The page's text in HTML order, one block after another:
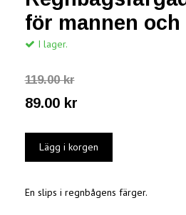
för mannen
I lager.
119.00 kr
89.00 kr
En slips i regnbågens färger.